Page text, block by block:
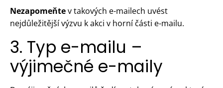
Nezapomeňtev takových e-mailech uvést
nejdůležitější výzvu k akci v horní části e-mailu.
3. Typ e-mailu –
výjimečné e-maily